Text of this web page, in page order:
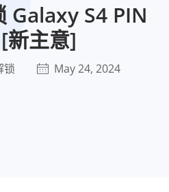
Galaxy S4 PIN
新主意]
锁 May 24, 2024